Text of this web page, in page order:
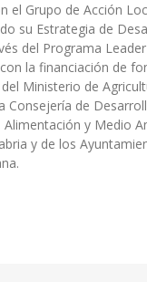
el Grupo de Acción
su Estrategia de
del Programa
la financiación de
Ministerio de
Consejería de
Alimentación y Medio
y de los